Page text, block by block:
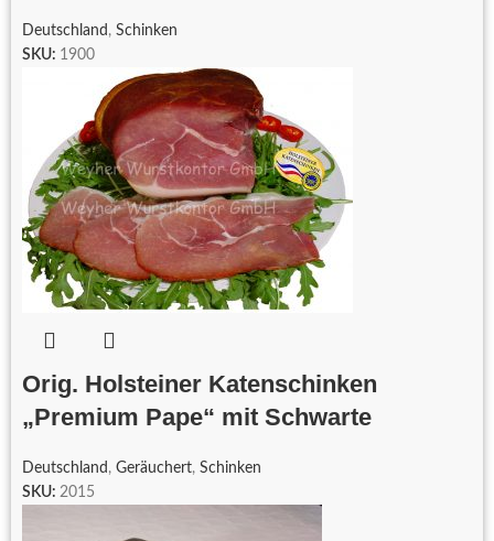
Deutschland , Schinken
SKU: 1900
Orig. Holsteiner Katenschinken
„Premium Pape“ mit Schwarte
Deutschland , Geräuchert, Schinken
SKU: 2015